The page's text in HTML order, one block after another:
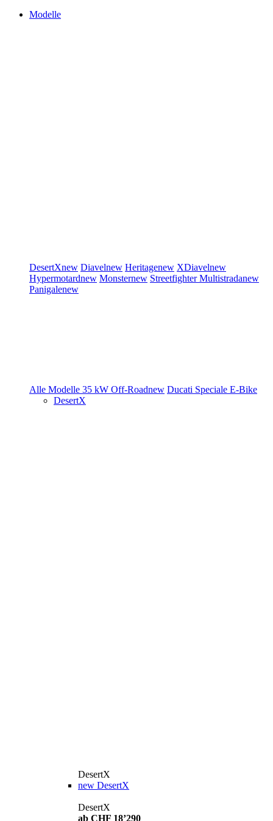
Modelle
DesertXnew Diavelnew Heritagenew XDiavelnew
Hypermotardnew Monsternew StreetfighterMultistradanew
Panigalenew
Alle Modelle 35 kW Off-Roadnew Ducati Speciale E-Bike
DesertX
DesertX
new DesertX
DesertX
ab CHF 18’290